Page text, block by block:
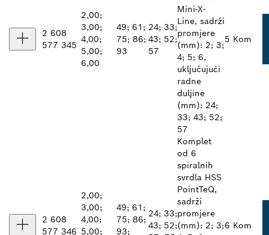
2 608
577 345
2,00;
3,00;
4,00;
5,00;
6,00
49; 61;
75; 86;
93
24; 33;
43; 52;
57
Mini-X-
Line, sadrži
promjere
(mm): 2; 3;
4; 5; 6,
uključujući
radne
duljine
(mm): 24;
33; 43; 52;
57
5 Kom
2 608
577 346
2,00;
3,00;
4,00;
5,00;
49; 61;
75; 86;
93;
24; 33;
43; 52;
Komplet
od 6
spiralnih
svrdla HSS
PointTeQ,
sadrži
promjere
(mm): 2; 3;6 Kom